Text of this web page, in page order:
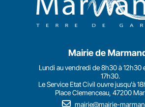
Mairie de
Lundi au vendredi de 8h30 à 12h30
17h30.
Le Service Etat Civil ouvre jusqu'à
Place Clemenceau, 47200
mairie@mairie-